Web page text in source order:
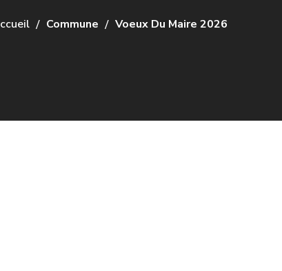
Commune Voeux Du Maire 2026